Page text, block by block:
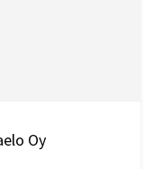
Oy